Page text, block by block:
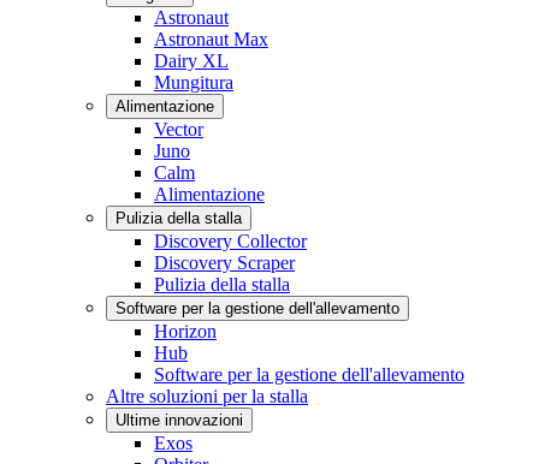
Astronaut
Astronaut Max
Dairy XL
Mungitura
Alimentazione
Vector
Juno
Calm
Alimentazione
Pulizia della stalla
Discovery Collector
Discovery Scraper
Pulizia della stalla
Software per la gestione dell'allevamento
Horizon
Hub
Software per la gestione dell'allevamento
Altre soluzioni per la stalla
Ultime innovazioni
Exos